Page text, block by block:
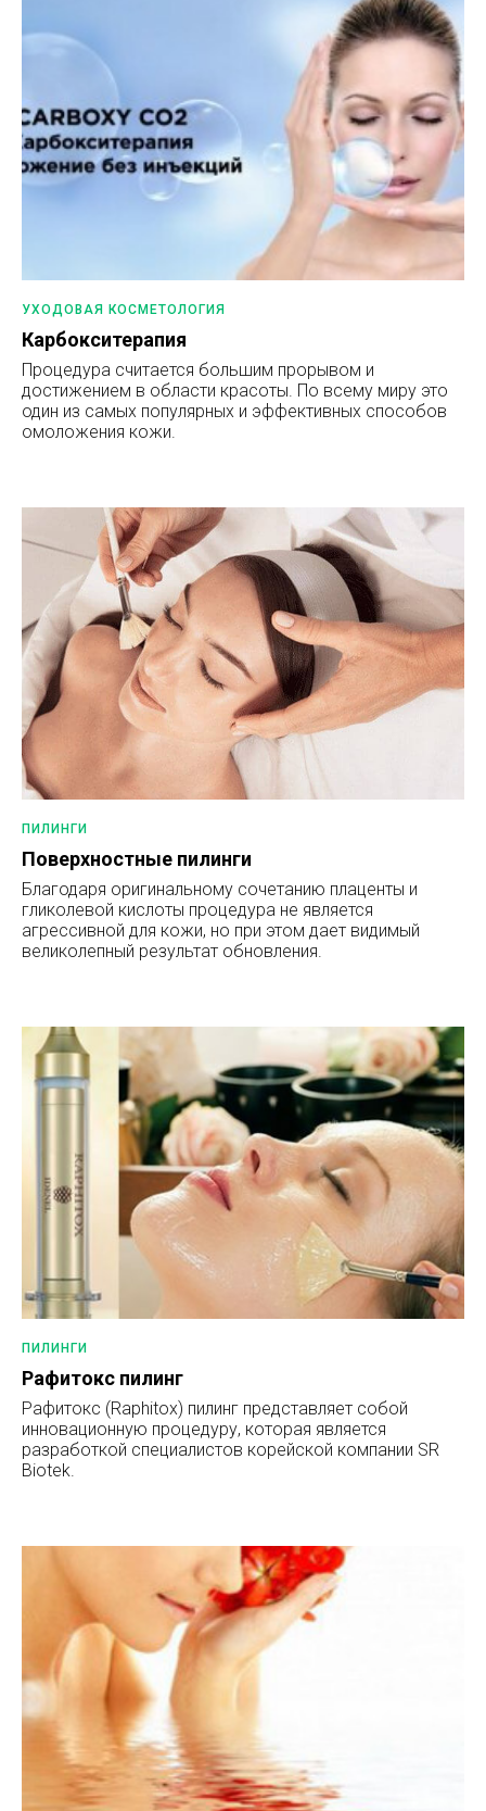
УХОДОВАЯ КОСМЕТОЛОГИЯ
Карбокситерапия
Процедура считается большим прорывом и
достижением в области красоты. По всему миру это
один из самых популярных и эффективных способов
омоложения кожи.
ПИЛИНГИ
Поверхностные пилинги
Благодаря оригинальному сочетанию плаценты и
гликолевой кислоты процедура не является
агрессивной для кожи, но при этом дает видимый
великолепный результат обновления.
ПИЛИНГИ
Рафитокс пилинг
Рафитокс (Raphitox) пилинг представляет собой
инновационную процедуру, которая является
разработкой специалистов корейской компании SR
Biotek.